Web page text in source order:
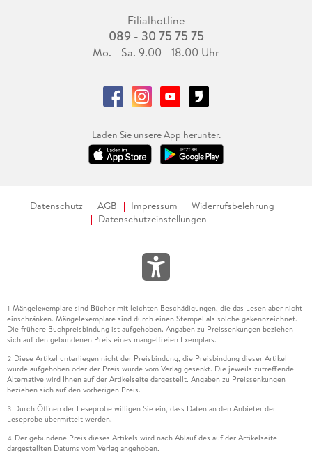
Filialhotline
089 - 30 75 75 75
Mo. - Sa. 9.00 - 18.00 Uhr
Laden Sie unsere App herunter.
Datenschutz AGB Impressum
Widerrufsbelehrung
Datenschutzeinstellungen
1 Mängelexemplare sind Bücher mit leichten Beschädigungen, die das Lesen aber nicht
einschränken. Mängelexemplare sind durch einen Stempel als solche gekennzeichnet.
Die frühere Buchpreisbindung ist aufgehoben. Angaben zu Preissenkungen beziehen
sich auf den gebundenen Preis eines mangelfreien Exemplars.
2 Diese Artikel unterliegen nicht der Preisbindung, die Preisbindung dieser Artikel
wurde aufgehoben oder der Preis wurde vom Verlag gesenkt. Die jeweils zutreffende
Alternative wird Ihnen auf der Artikelseite dargestellt. Angaben zu Preissenkungen
beziehen sich auf den vorherigen Preis.
3 Durch Öffnen der Leseprobe willigen Sie ein, dass Daten an den Anbieter der
Leseprobe übermittelt werden.
4 Der gebundene Preis dieses Artikels wird nach Ablauf des auf der Artikelseite
dargestellten Datums vom Verlag angehoben.